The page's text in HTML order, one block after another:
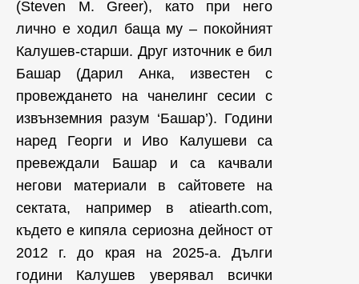
(Steven M. Greer), като при него
лично е ходил баща му – покойният
Калушев-старши. Друг източник е бил
Башар (Дарил Анка, известен с
провеждането на чанелинг сесии с
извънземния разум ‘Башар’). Години
наред Георги и Иво Калушеви са
превеждали Башар и са качвали
негови материали в сайтовете на
сектата, например в atiearth.com,
където е кипяла сериозна дейност от
2012 г. до края на 2025-а. Дълги
години Калушев уверявал всички